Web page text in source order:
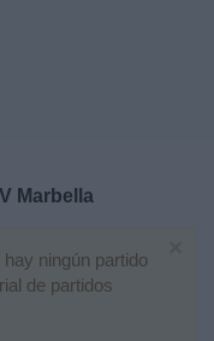
Marbella
ningún partido
de partidos